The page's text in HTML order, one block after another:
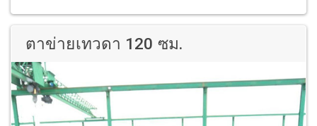
ตาข่ายเทวดา 120 ซม.